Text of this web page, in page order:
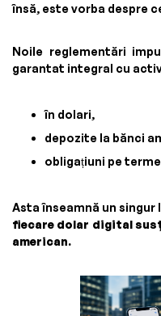
însă, este vorba despre
Noile reglementări
garantat integral cu
în dolari,
depozite la bănci
obligațiuni pe
Asta înseamnă un singur
fiecare dolar digital
american.